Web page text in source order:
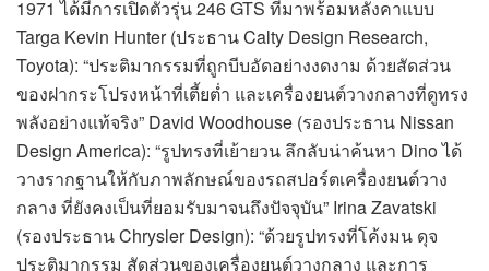
1971 ได้มีการเปิดตัวรุ่น 246 GTS ที่มาพร้อมหลังคาแบบ
Targa Kevin Hunter (ประธาน Calty Design Research,
Toyota): “ประติมากรรมที่ถูกบีบอัดอย่างงดงาม ด้วยสัดส่วน
ของฝากระโปรงหน้าที่เตี้ยต่ำ และเครื่องยนต์วางกลางที่ดูทรง
พลังอย่างแท้จริง” David Woodhouse (รองประธาน Nissan
Design America): “รูปทรงที่เย้ายวน ลึกลับน่าค้นหา Dino ได้
วางรากฐานให้กับภาพลักษณ์ของรถสปอร์ตเครื่องยนต์วาง
กลาง ที่ยังคงเป็นที่ยอมรับมาจนถึงปัจจุบัน” Irina Zavatski
(รองประธาน Chrysler Design): “ด้วยรูปทรงที่โค้งมน ดุจ
ประติมากรรม สัดส่วนของเครื่องยนต์วางกลาง และการ